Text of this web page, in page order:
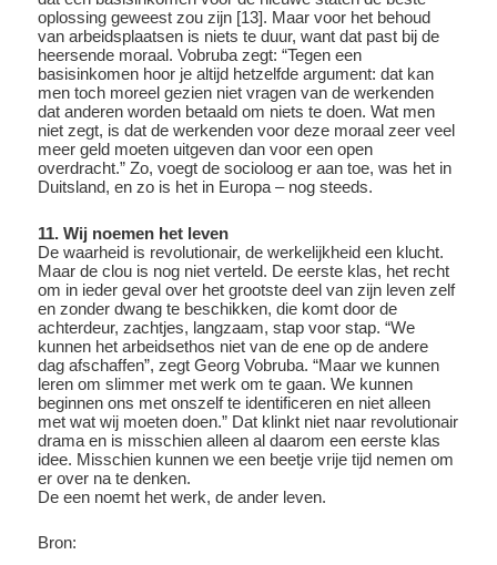
oplossing geweest zou zijn [13]. Maar voor het behoud
van arbeidsplaatsen is niets te duur, want dat past bij de
heersende moraal. Vobruba zegt: “Tegen een
basisinkomen hoor je altijd hetzelfde argument: dat kan
men toch moreel gezien niet vragen van de werkenden
dat anderen worden betaald om niets te doen. Wat men
niet zegt, is dat de werkenden voor deze moraal zeer veel
meer geld moeten uitgeven dan voor een open
overdracht.” Zo, voegt de socioloog er aan toe, was het in
Duitsland, en zo is het in Europa – nog steeds.
11. Wij noemen het leven
De waarheid is revolutionair, de werkelijkheid een klucht.
Maar de clou is nog niet verteld. De eerste klas, het recht
om in ieder geval over het grootste deel van zijn leven zelf
en zonder dwang te beschikken, die komt door de
achterdeur, zachtjes, langzaam, stap voor stap. “We
kunnen het arbeidsethos niet van de ene op de andere
dag afschaffen”, zegt Georg Vobruba. “Maar we kunnen
leren om slimmer met werk om te gaan. We kunnen
beginnen ons met onszelf te identificeren en niet alleen
met wat wij moeten doen.” Dat klinkt niet naar revolutionair
drama en is misschien alleen al daarom een eerste klas
idee. Misschien kunnen we een beetje vrije tijd nemen om
er over na te denken.
De een noemt het werk, de ander leven.
Bron: